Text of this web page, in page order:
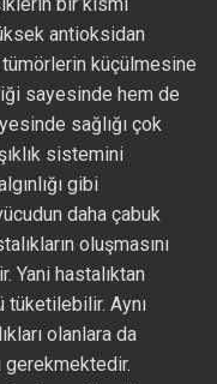
antioksidan
küçülmesine
sayesinde hem de
sağlığı çok
sistemini
gibi
daha çabuk
oluşmasını
Yani hastalıktan
tüketilebilir. Aynı
olanlara da